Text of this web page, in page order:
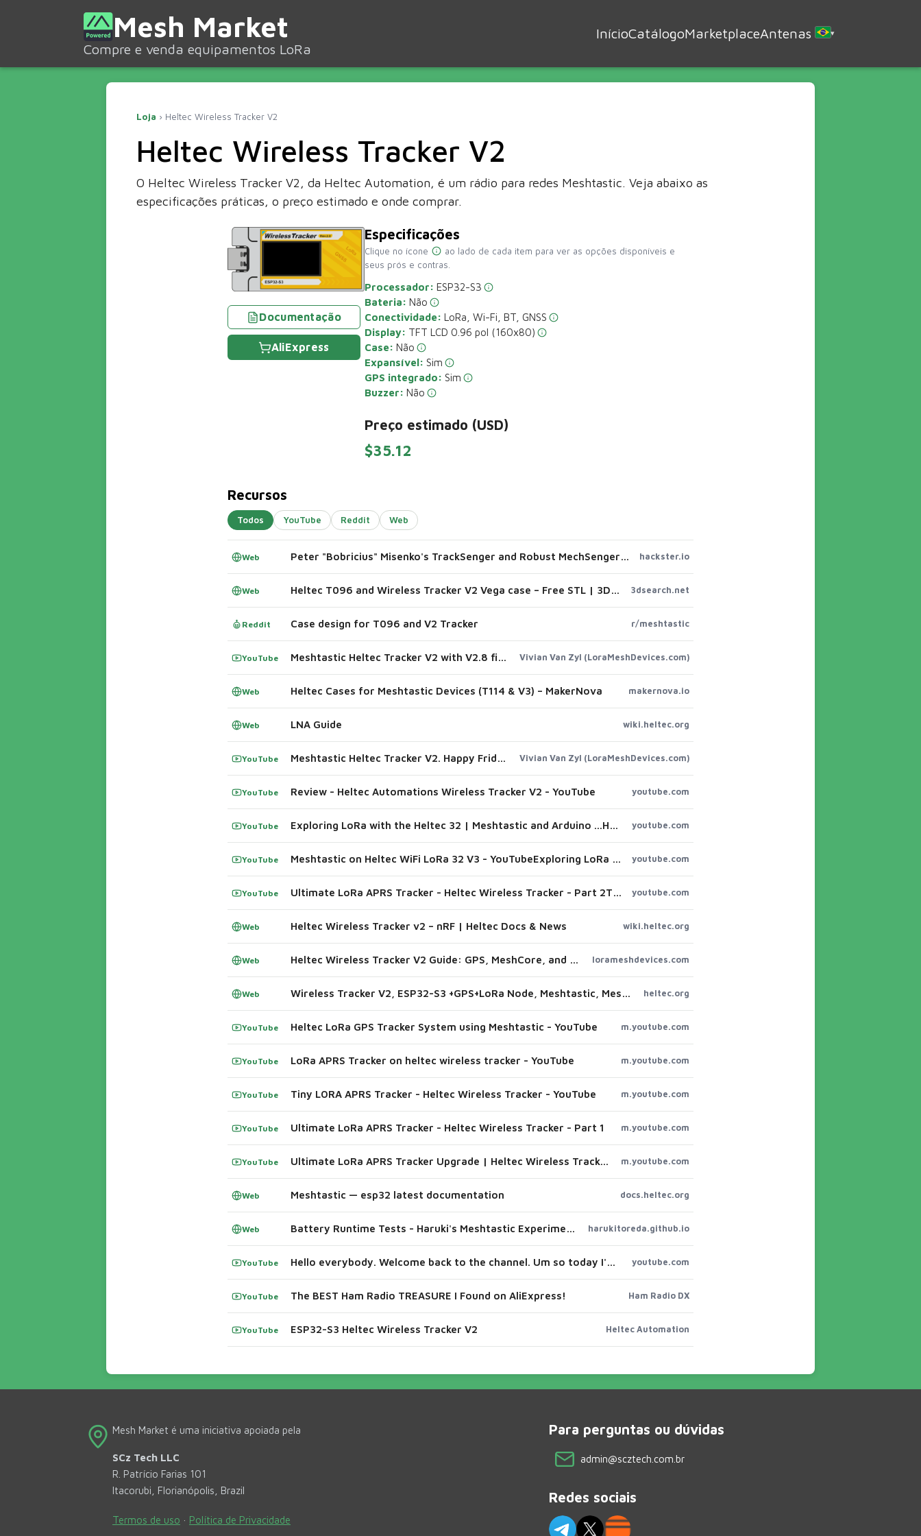
Mesh Market
Compre e venda equipamentos LoRa
InícioCatálogoMarketplaceAntenas ▾
Loja › Heltec Wireless Tracker V2
Heltec Wireless Tracker V2
O Heltec Wireless Tracker V2, da Heltec Automation, é um rádio para redes Meshtastic. Veja abaixo as
especificações práticas, o preço estimado e onde comprar.
Documentação
AliExpress
Especificações
Clique no ícone
ao lado de cada item para ver as opções disponíveis e
seus prós e contras.
Processador: ESP32-S3
Bateria: Não
Conectividade: LoRa, Wi-Fi, BT, GNSS
Display: TFT LCD 0.96 pol (160x80)
Case: Não
Expansível: Sim
GPS integrado: Sim
Buzzer: Não
Preço estimado (USD)
$35.12
Recursos
Todos YouTube Reddit Web
Web Peter "Bobricius" Misenko's TrackSenger and Robust MechSenger Are Dedicated Meshtastic Comms Gadgets - Hackster.io hackster.io
Web Heltec T096 and Wireless Tracker V2 Vega case – Free STL | 3DSEARCH 3dsearch.net
Reddit Case design for T096 and V2 Tracker r/meshtastic
YouTube Meshtastic Heltec Tracker V2 with V2.8 firmware #meshtastic #heltec Vivian Van Zyl (LoraMeshDevices.com)
Web Heltec Cases for Meshtastic Devices (T114 & V3) – MakerNova makernova.io
Web LNA Guide wiki.heltec.org
YouTube Meshtastic Heltec Tracker V2. Happy Friday 😊 #heltec #meshtastic #lora Vivian Van Zyl (LoraMeshDevices.com)
YouTube Review - Heltec Automations Wireless Tracker V2 - YouTube youtube.com
YouTube Exploring LoRa with the Heltec 32 | Meshtastic and Arduino ...Heltec Wireless Tracker V2 Guide: GPS, Meshcore, & Meshtastic youtube.com
YouTube Meshtastic on Heltec WiFi LoRa 32 V3 - YouTubeExploring LoRa with the Heltec 32 | Meshtastic and Arduino ...Heltec Wireless Tracker V2 Guide youtube.com
YouTube Ultimate LoRa APRS Tracker - Heltec Wireless Tracker - Part 2This $15 Pi Zero Just Bridged Meshtastic to APRS! Full Setup ...Meshtastic on H youtube.com
Web Heltec Wireless Tracker v2 – nRF | Heltec Docs & News wiki.heltec.org
Web Heltec Wireless Tracker V2 Guide: GPS, MeshCore, and Meshtastic - Meshcore - LoRaMeshDevices.com lorameshdevices.com
Web Wireless Tracker V2, ESP32-S3 +GPS+LoRa Node, Meshtastic, MeshCore and LoRaWAN Compatible – Heltec Automation heltec.org
YouTube Heltec LoRa GPS Tracker System using Meshtastic - YouTube m.youtube.com
YouTube LoRa APRS Tracker on heltec wireless tracker - YouTube m.youtube.com
YouTube Tiny LORA APRS Tracker - Heltec Wireless Tracker - YouTube m.youtube.com
YouTube Ultimate LoRa APRS Tracker - Heltec Wireless Tracker - Part 1 m.youtube.com
YouTube Ultimate LoRa APRS Tracker Upgrade | Heltec Wireless Tracker Build m.youtube.com
Web Meshtastic — esp32 latest documentation docs.heltec.org
Web Battery Runtime Tests - Haruki's Meshtastic Experiments harukitoreda.github.io
YouTube Hello everybody. Welcome back to the channel. Um so today I'm going to load onto this new wireless tracker revision two. I'm going to try th youtube.com
YouTube The BEST Ham Radio TREASURE I Found on AliExpress! Ham Radio DX
YouTube ESP32-S3 Heltec Wireless Tracker V2 Heltec Automation
Mesh Market é uma iniciativa apoiada pela
SCz Tech LLC
R. Patrício Farias 101
Itacorubi, Florianópolis, Brazil
Termos de uso · Política de Privacidade
Para perguntas ou dúvidas
admin@scztech.com.br
Redes sociais